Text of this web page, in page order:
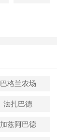
巴格兰农场
法扎巴德
加兹阿巴德